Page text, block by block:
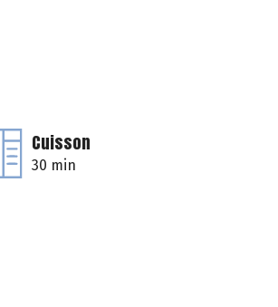
Cuisson
30 min